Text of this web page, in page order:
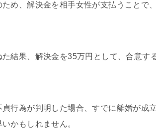
め、解決金を相手女性が支払うことで
結果、解決金を35万円として、合意す
行為が判明した場合、すでに離婚が成
かもしれません。